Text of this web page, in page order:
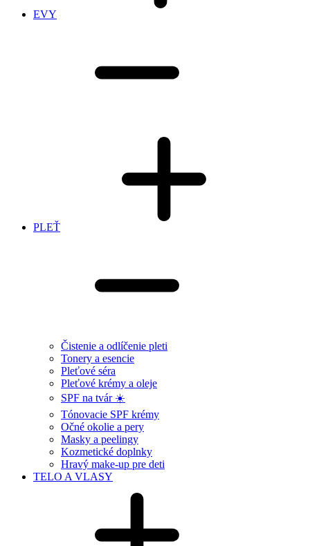
EVY
PLEŤ
Čistenie a odlíčenie pleti
Tonery a esencie
Pleťové séra
Pleťové krémy a oleje
SPF na tvár ☀️
Tónovacie SPF krémy
Očné okolie a pery
Masky a peelingy
Kozmetické doplnky
Hravý make-up pre deti
TELO A VLASY